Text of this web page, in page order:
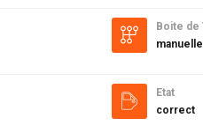
Boite de
manuelle
Etat
correct